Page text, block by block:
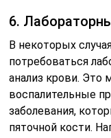
6.
В некоторых
потребоваться
анализ крови.
воспалительные
заболевания,
пяточной кости.